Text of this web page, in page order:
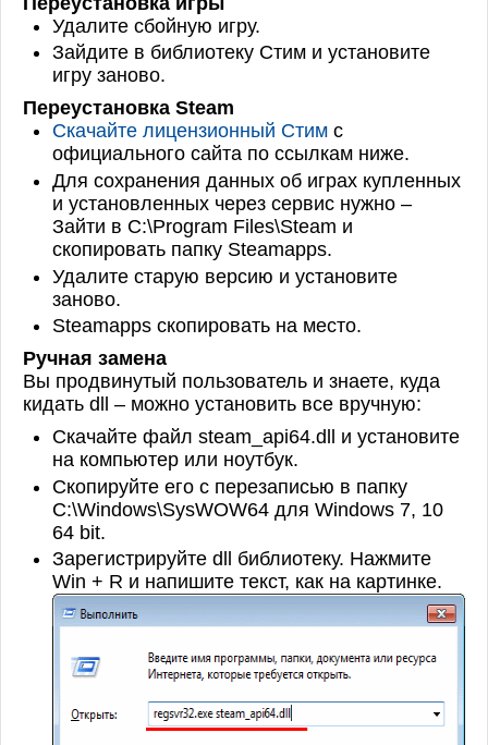
Удалите сбойную игру.
Зайдите в библиотеку Стим и установите
игру заново.
Переустановка Steam
Скачайте лицензионный Стим с
официального сайта по ссылкам ниже.
Для сохранения данных об играх купленных
и установленных через сервис нужно –
Зайти в C:\Program Files\Steam и
скопировать папку Steamapps.
Удалите старую версию и установите
заново.
Steamapps скопировать на место.
Ручная замена
Вы продвинутый пользователь и знаете, куда
кидать dll – можно установить все вручную:
Скачайте файл steam_api64.dll и установите
на компьютер или ноутбук.
Скопируйте его с перезаписью в папку
C:\Windows\SysWOW64 для Windows 7, 10
64 bit.
Зарегистрируйте dll библиотеку. Нажмите
Win + R и напишите текст, как на картинке.